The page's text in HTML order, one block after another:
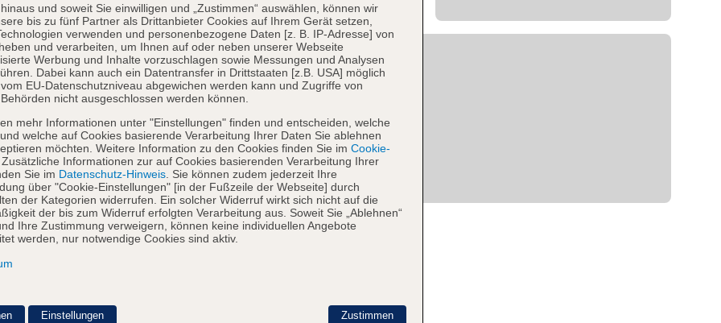
und soweit Sie einwilligen und „Zustimmen“ auswählen, können wir
bis zu fünf Partner als Drittanbieter Cookies auf Ihrem Gerät setzen,
verwenden und personenbezogene Daten [z. B. IP-Adresse] von
und verarbeiten, um Ihnen auf oder neben unserer Webseite
Werbung und Inhalte vorzuschlagen sowie Messungen und Analysen
Dabei kann auch ein Datentransfer in Drittstaaten [z.B. USA] möglich
EU-Datenschutzniveau abgewichen werden kann und Zugriffe von
nicht ausgeschlossen werden können.
mehr Informationen unter "Einstellungen" finden und entscheiden, welche
welche auf Cookies basierende Verarbeitung Ihrer Daten Sie ablehnen
möchten. Weitere Information zu den Cookies finden Sie im Cookie-
. Zusätzliche Informationen zur auf Cookies basierenden Verarbeitung Ihrer
Sie im Datenschutz-Hinweis . Sie können zudem jederzeit Ihre
über "Cookie-Einstellungen" [in der Fußzeile der Webseite] durch
der Kategorien widerrufen. Ein solcher Widerruf wirkt sich nicht auf die
der bis zum Widerruf erfolgten Verarbeitung aus. Soweit Sie „Ablehnen“
Ihre Zustimmung verweigern, können keine individuellen Angebote
werden, nur notwendige Cookies sind aktiv.
Zustimmen
Einstellungen